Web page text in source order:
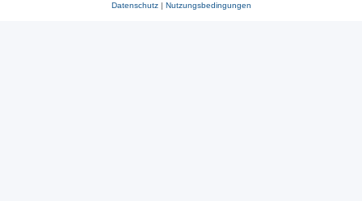
Datenschutz| Nutzungsbedingungen